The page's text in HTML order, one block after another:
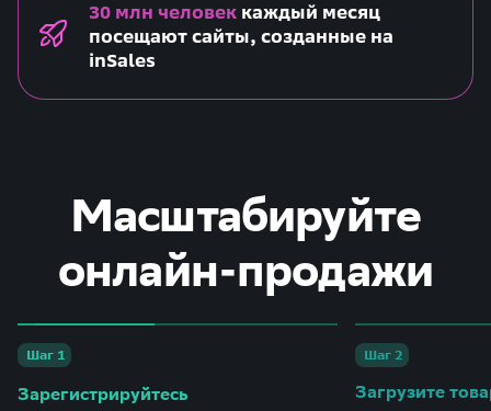
30 млн человек каждый месяц
посещают сайты, созданные на
inSales
Масштабируйте
онлайн-продажи
Шаг 1
Зарегистрируйтесь
Шаг 2
Загрузите